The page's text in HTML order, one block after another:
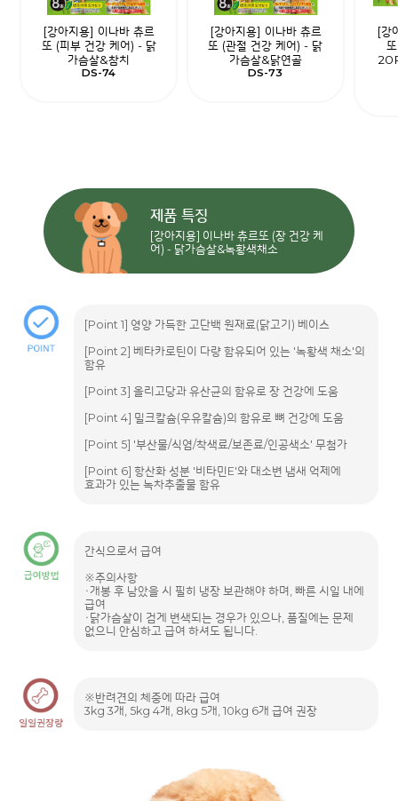
[강아지용] 이나바 츄르
또 (피부 건강 케어) - 닭
가슴살&참치
DS-74
[강아지용] 이나바 츄르
또 (관절 건강 케어) - 닭
가슴살&닭연골
DS-73
[강
제품 특징
[강아지용] 이나바 츄르또 (장 건강 케
어) - 닭가슴살&녹황색채소
[Point 1] 영양 가득한 고단백 원재료(닭고기) 베이스
[Point 2] 베타카로틴이 다량 함유되어 있는 '녹황색 채소'의
함유
[Point 3] 올리고당과 유산균의 함유로 장 건강에 도움
[Point 4] 밀크칼슘(우유칼슘)의 함유로 뼈 건강에 도움
[Point 5] '부산물/식염/착색료/보존료/인공색소' 무첨가
[Point 6] 항산화 성분 '비타민E'와 대소변 냄새 억제에
효과가 있는 녹차추출물 함유
간식으로서 급여
※주의사항
・개봉 후 남았을 시 필히 냉장 보관해야 하며, 빠른 시일 내에
급여
・닭가슴살이 검게 변색되는 경우가 있으나, 품질에는 문제
없으니 안심하고 급여 하셔도 됩니다.
※반려견의 체중에 따라 급여
3kg 3개, 5kg 4개, 8kg 5개, 10kg 6개 급여 권장